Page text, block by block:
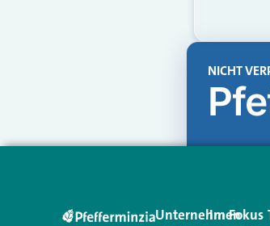
NICHT
Unternehmen
Im Fokus